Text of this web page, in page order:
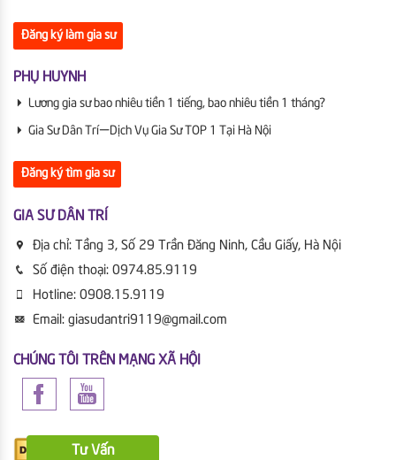
Đăng ký làm gia sư
PHỤ HUYNH
Lương gia sư bao nhiêu tiền 1 tiếng, bao nhiêu tiền 1 tháng?
Gia Sư Dân Trí | Dịch Vụ Gia Sư TOP 1 Tại Hà Nội
Đăng ký tìm gia sư
GIA SƯ DÂN TRÍ
Địa chỉ: Tầng 3, Số 29 Trần Đăng Ninh, Cầu Giấy, Hà Nội
Số điện thoại: 0974.85.9119
Hotline: 0908.15.9119
Email: giasudantri9119@gmail.com
CHÚNG TÔI TRÊN MẠNG XÃ HỘI
Tư Vấn